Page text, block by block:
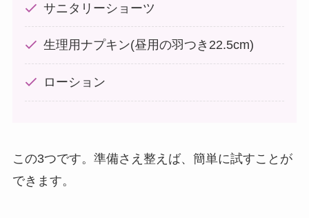
サニタリーショーツ
生理用ナプキン(昼用の羽つき22.5cm)
ローション
この3つです。準備さえ整えば、簡単に試すことが
できます。